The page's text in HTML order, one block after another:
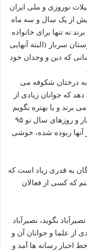
نوروزی و ملی ایران
بیش از یک سال و سه ماه
نه تنها برای خانواده
سرباز (البته آنهایی
که دین و وجدان خود
بهار سال ۹۵ در حالی به درختان شکوفه می
که جوانان زیادی از
برند و یا بهتره بگویم
این جوانان و خانواده آنها نمیتوانند در این بهار و روزهای سال نو ۹۵
آنها ربوده شده، خوشی
به قدری زیاد است که
که کسی از فعالان
بگوید، نصیرآباد
تعدادی از علما و جوانان آن و
اخبار رسانه ها آمد و